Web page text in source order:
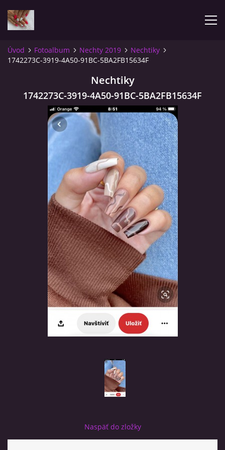
ÚVOD
FOTOALBUM
SALON TOUCH OF BEAUTY
Šifrová Anna
Na Letisko 2088/5
Poprad-Velka 05801
0907339566
friska1@azet.sk
© 2025 eStránky.sk
Úvod Fotoalbum Nechty 2019
Nechtiky
1742273C-3919-4A50-91BC-5BA2FB15634F
Nechtiky
1742273C-3919-4A50-91BC-5BA2FB15634F
Naspäť do zložky